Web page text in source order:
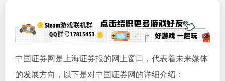
中国证券网是上海证券报的网上窗口，代表着未来媒体
的发展方向，以下是对中国证券网的详细介绍：